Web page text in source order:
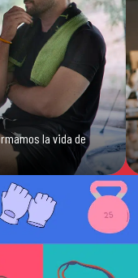
la vida de